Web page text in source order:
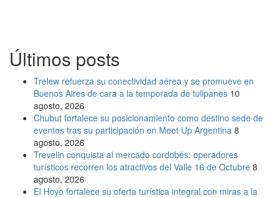
Últimos posts
Trelew refuerza su conectividad aérea y se promueve en
Buenos Aires de cara a la temporada de tulipanes 10
agosto, 2026
Chubut fortalece su posicionamiento como destino sede de
eventos tras su participación en Meet Up Argentina 8
agosto, 2026
Trevelin conquista al mercado cordobés: operadores
turísticos recorren los atractivos del Valle 16 de Octubre 8
agosto, 2026
El Hoyo fortalece su oferta turística integral con miras a la